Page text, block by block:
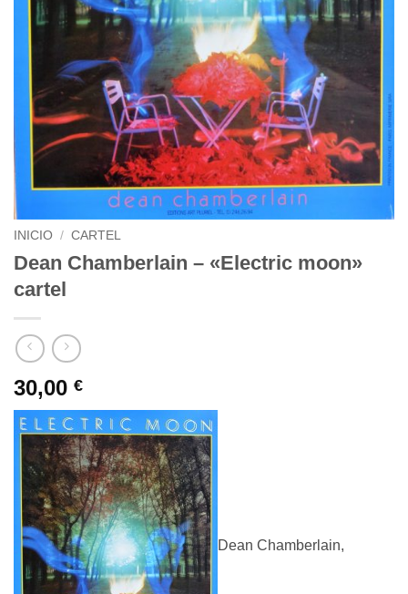
INICIO / CARTEL
Dean Chamberlain – «Electric moon»
cartel
30,00 €
Dean Chamberlain,